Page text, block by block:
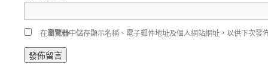
在瀏覽器中儲存顯示名稱、電子郵件地址及個人網站網址，以供下次發